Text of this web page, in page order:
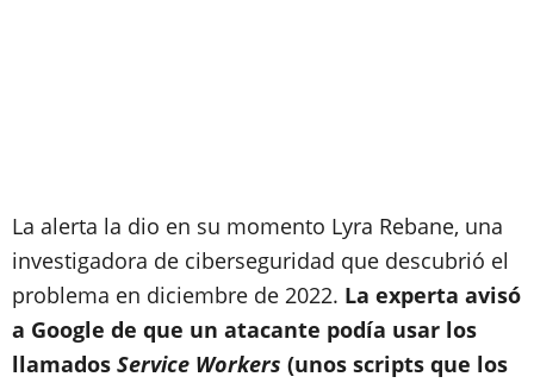
La alerta la dio en su momento Lyra Rebane, una
investigadora de ciberseguridad que descubrió el
problema en diciembre de 2022. La experta avisó
a Google de que un atacante podía usar los
llamados Service Workers (unos scripts que los